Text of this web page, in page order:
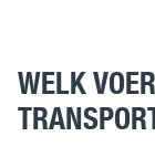
Mobile24
WELK